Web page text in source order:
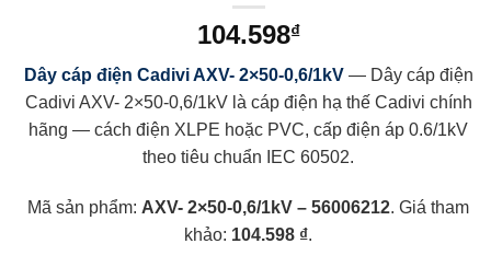
104.598₫
Dây cáp điện Cadivi AXV- 2×50-0,6/1kV— Dây cáp điện
Cadivi AXV- 2×50-0,6/1kV là cáp điện hạ thế Cadivi chính
hãng — cách điện XLPE hoặc PVC, cấp điện áp 0.6/1kV
theo tiêu chuẩn IEC 60502.
Mã sản phẩm: AXV- 2×50-0,6/1kV – 56006212. Giá tham
khảo: 104.598 ₫.